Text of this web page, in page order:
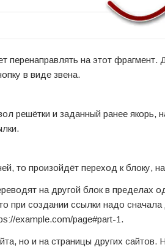
перенаправлять на этот
в виде звена.
решётки и заданный ранее якорь,
то произойдёт переход к блоку,
на другой блок в пределах
при создании ссылки надо
example.com/page#part-1.
но и на страницы других сайтов.